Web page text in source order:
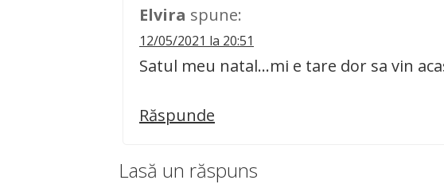
Elvira spune:
12/05/2021 la 20:51
Satul meu natal…mi e tare dor sa vin
Răspunde
Lasă un răspuns